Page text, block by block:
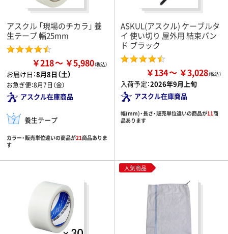
アスクル 「現場のチカラ」 養
生テープ 幅25mm
￥218 ￥5,980
お届け日：8月8日（土）
お急ぎ便：8月7日（金）
アスクル在庫商品
養生テープ
カラー・販売単位違いの商品が21商品ありま
す
ASKUL(アスクル) ケーブルタ
イ 使い切り 屋外用 結束バン
ド ブラック
￥134 ￥3,028
入荷予定：2026年9月上旬
アスクル在庫商品
幅(mm)・長さ・販売単位違いの商品が11商
品あります
人気商品